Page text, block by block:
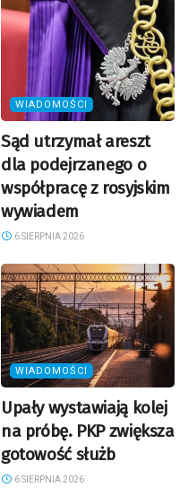
WIADOMOŚCI
Sąd utrzymał areszt
dla podejrzanego o
współpracę z rosyjskim
wywiadem
6 SIERPNIA 2026
WIADOMOŚCI
Upały wystawiają kolej
na próbę. PKP zwiększa
gotowość służb
6 SIERPNIA 2026